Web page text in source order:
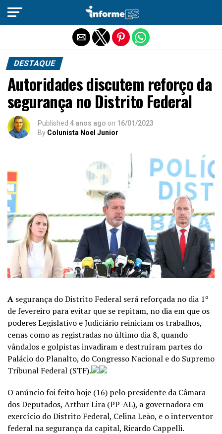
DESTAQUE
Autoridades discutem reforço da
segurança no Distrito Federal
Published 4 anos ago on 16/01/2023
By Colunista Noel Junior
A segurança do Distrito Federal será reforçada no dia 1º
de fevereiro para evitar que se repitam, no dia em que os
poderes Legislativo e Judiciário reiniciam os trabalhos,
cenas como as registradas no último dia 8, quando
vândalos e golpistas invadiram e destruíram partes do
Palácio do Planalto, do Congresso Nacional e do Supremo
Tribunal Federal (STF).
O anúncio foi feito hoje (16) pelo presidente da Câmara
dos Deputados, Arthur Lira (PP-AL), a governadora em
exercício do Distrito Federal, Celina Leão, e o interventor
federal na segurança da capital, Ricardo Cappelli.
Sair da versão mobile